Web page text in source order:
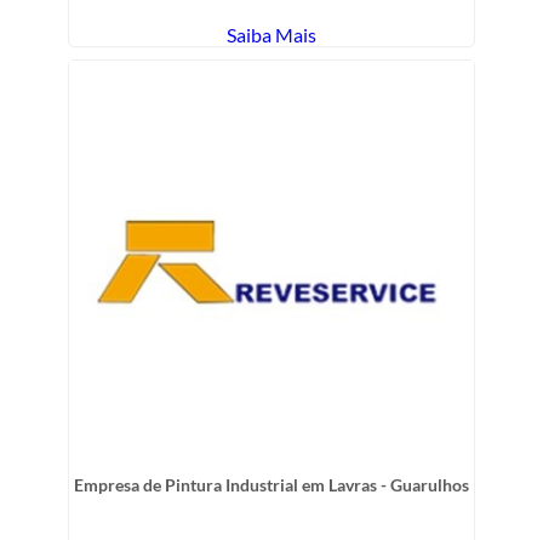
Saiba Mais
Empresa de Pintura Industrial em Lavras - Guarulhos